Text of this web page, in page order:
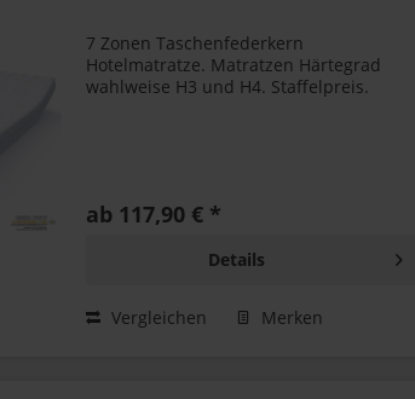
7 Zonen Taschenfederkern
Hotelmatratze. Matratzen Härtegrad
wahlweise H3 und H4. Staffelpreis.
ab 117,90 € *
Details
Vergleichen Merken